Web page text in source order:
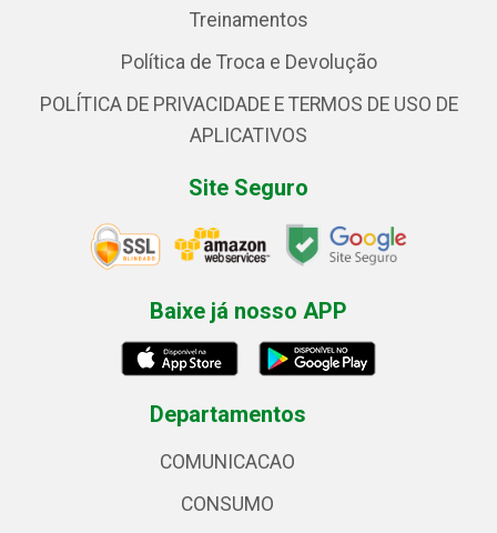
Treinamentos
Política de Troca e Devolução
POLÍTICA DE PRIVACIDADE E TERMOS DE USO DE
APLICATIVOS
Site Seguro
Baixe já nosso APP
Departamentos
COMUNICACAO
CONSUMO